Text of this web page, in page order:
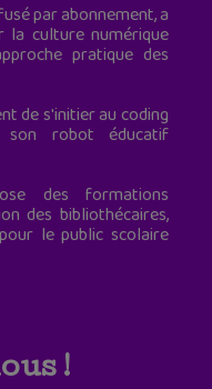
par abonnement, a
la culture numérique
pratique des
de s'initier au coding
robot éducatif
des formations
des bibliothécaires,
le public scolaire
!